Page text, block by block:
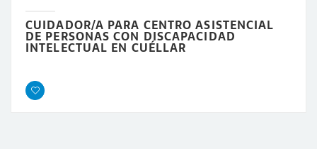
CUIDADOR/A PARA CENTRO ASISTENCIAL
DE PERSONAS CON DISCAPACIDAD
INTELECTUAL EN CUÉLLAR